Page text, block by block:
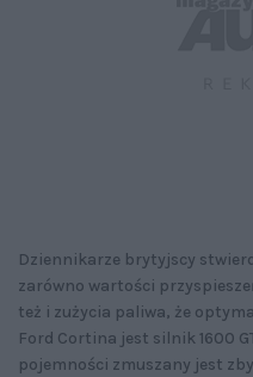
Dziennikarze brytyjscy
zarówno wartości
też i zużycia paliwa, że
Ford Cortina jest silnik 1600
pojemności zmuszany jest